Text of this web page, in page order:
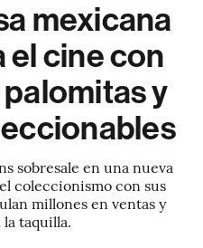
mexicana
cine con
y
sobresale en una nueva
coleccionismo con sus
millones en ventas y
taquilla.